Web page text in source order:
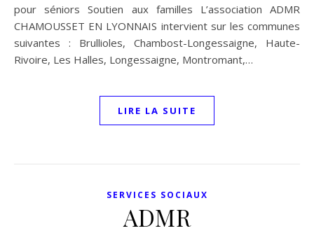
pour séniors Soutien aux familles L’association ADMR
CHAMOUSSET EN LYONNAIS intervient sur les communes
suivantes : Brullioles, Chambost-Longessaigne, Haute-
Rivoire, Les Halles, Longessaigne, Montromant,…
LIRE LA SUITE
SERVICES SOCIAUX
ADMR